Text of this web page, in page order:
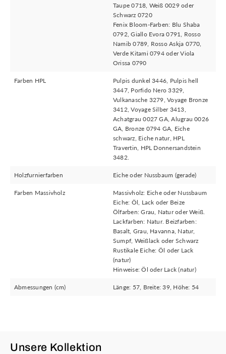
Taupe 0718, Weiß 0029 oder
Schwarz 0720
Fenix Bloom-Farben: Blu Shaba
0792, Giallo Evora 0791, Rosso
Namib 0789, Rosso Askja 0770,
Verde Kitami 0794 oder Viola
Orissa 0790
Farben HPL
Pulpis dunkel 3446, Pulpis hell
3447, Porfido Nero 3329,
Vulkanasche 3279, Voyage Bronze
3412, Voyage Silber 3413,
Achatgrau 0027 GA, Alugrau 0026
GA, Bronze 0794 GA, Eiche
schwarz, Eiche natur, HPL
Travertin, HPL Donnersandstein
3482.
Holzfurnierfarben Eiche oder Nussbaum (gerade)
Farben Massivholz
Massivholz: Eiche oder Nussbaum
Eiche: Öl, Lack oder Beize
Ölfarben: Grau, Natur oder Weiß.
Lackfarben: Natur. Beizfarben:
Basalt, Grau, Havanna, Natur,
Sumpf, Weißlack oder Schwarz
Rustikale Eiche: Öl oder Lack
(natur)
Hinweise: Öl oder Lack (natur)
Abmessungen (cm) Länge: 57, Breite: 39, Höhe: 54
Unsere Kollektion